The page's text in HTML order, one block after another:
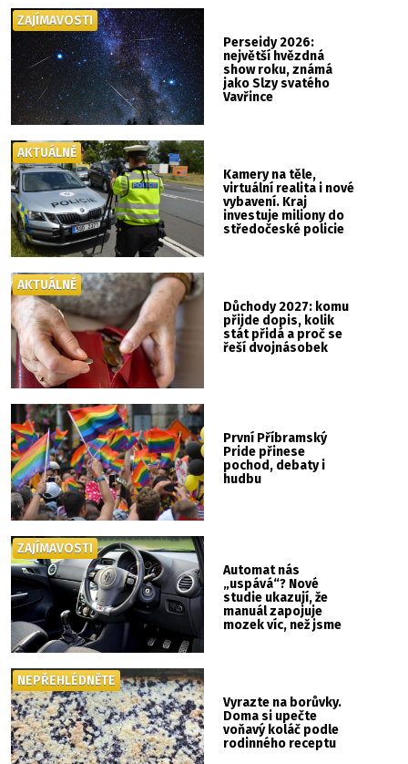
Perseidy 2026:
největší hvězdná
show roku, známá
jako Slzy svatého
Vavřince
ZAJÍMAVOSTI
Kamery na těle,
virtuální realita i nové
vybavení. Kraj
investuje miliony do
středočeské policie
AKTUÁLNĚ
Důchody 2027: komu
přijde dopis, kolik
stát přidá a proč se
řeší dvojnásobek
AKTUÁLNĚ
První Příbramský
Pride přinese
pochod, debaty i
hudbu
Automat nás
„uspává“? Nové
studie ukazují, že
manuál zapojuje
mozek víc, než jsme
ZAJÍMAVOSTI
Vyrazte na borůvky.
Doma si upečte
voňavý koláč podle
rodinného receptu
NEPŘEHLÉDNĚTE